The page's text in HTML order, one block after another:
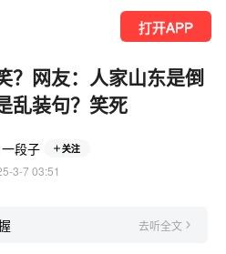
打开APP
？网友：人家山东是倒
乱装句？笑死
段子 关注
3-7 03:51
去听全文